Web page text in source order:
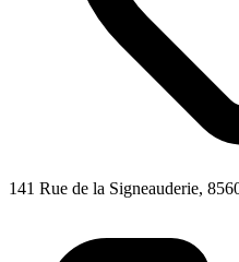
141 Rue de la Signeauderie,